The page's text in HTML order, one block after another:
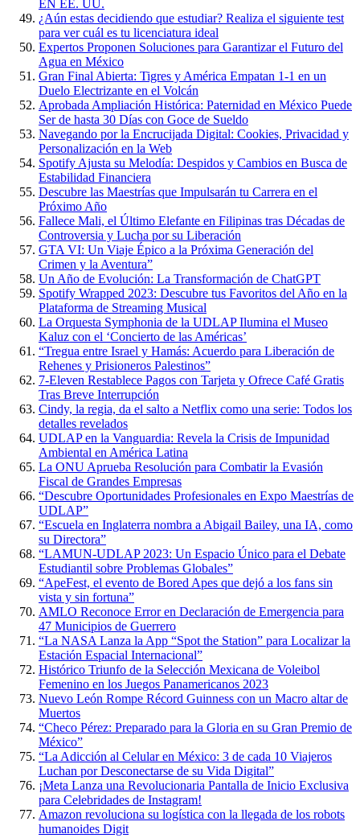
EN EE. UU.
¿Aún estas decidiendo que estudiar? Realiza el siguiente test
para ver cuál es tu licenciatura ideal
Expertos Proponen Soluciones para Garantizar el Futuro del
Agua en México
Gran Final Abierta: Tigres y América Empatan 1-1 en un
Duelo Electrizante en el Volcán
Aprobada Ampliación Histórica: Paternidad en México Puede
Ser de hasta 30 Días con Goce de Sueldo
Navegando por la Encrucijada Digital: Cookies, Privacidad y
Personalización en la Web
Spotify Ajusta su Melodía: Despidos y Cambios en Busca de
Estabilidad Financiera
Descubre las Maestrías que Impulsarán tu Carrera en el
Próximo Año
Fallece Mali, el Último Elefante en Filipinas tras Décadas de
Controversia y Lucha por su Liberación
GTA VI: Un Viaje Épico a la Próxima Generación del
Crimen y la Aventura”
Un Año de Evolución: La Transformación de ChatGPT
Spotify Wrapped 2023: Descubre tus Favoritos del Año en la
Plataforma de Streaming Musical
La Orquesta Symphonia de la UDLAP Ilumina el Museo
Kaluz con el ‘Concierto de las Américas’
“Tregua entre Israel y Hamás: Acuerdo para Liberación de
Rehenes y Prisioneros Palestinos”
7-Eleven Restablece Pagos con Tarjeta y Ofrece Café Gratis
Tras Breve Interrupción
Cindy, la regia, da el salto a Netflix como una serie: Todos los
detalles revelados
UDLAP en la Vanguardia: Revela la Crisis de Impunidad
Ambiental en América Latina
La ONU Aprueba Resolución para Combatir la Evasión
Fiscal de Grandes Empresas
“Descubre Oportunidades Profesionales en Expo Maestrías de
UDLAP”
“Escuela en Inglaterra nombra a Abigail Bailey, una IA, como
su Directora”
“LAMUN-UDLAP 2023: Un Espacio Único para el Debate
Estudiantil sobre Problemas Globales”
“ApeFest, el evento de Bored Apes que dejó a los fans sin
vista y sin fortuna”
AMLO Reconoce Error en Declaración de Emergencia para
47 Municipios de Guerrero
“La NASA Lanza la App “Spot the Station” para Localizar la
Estación Espacial Internacional”
Histórico Triunfo de la Selección Mexicana de Voleibol
Femenino en los Juegos Panamericanos 2023
Nuevo León Rompe Récord Guinness con un Macro altar de
Muertos
“Checo Pérez: Preparado para la Gloria en su Gran Premio de
México”
“La Adicción al Celular en México: 3 de cada 10 Viajeros
Luchan por Desconectarse de su Vida Digital”
¡Meta Lanza una Revolucionaria Pantalla de Inicio Exclusiva
para Celebridades de Instagram!
Amazon revoluciona su logística con la llegada de los robots
humanoides Digit